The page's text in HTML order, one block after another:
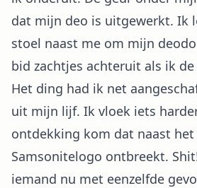
dat mijn deo is uitgewerkt. Ik
stoel naast me om mijn
bid zachtjes achteruit als ik
Het ding had ik net
uit mijn lijf. Ik vloek iets
ontdekking kom dat naast
Samsonitelogo ontbreekt.
iemand nu met eenzelfde